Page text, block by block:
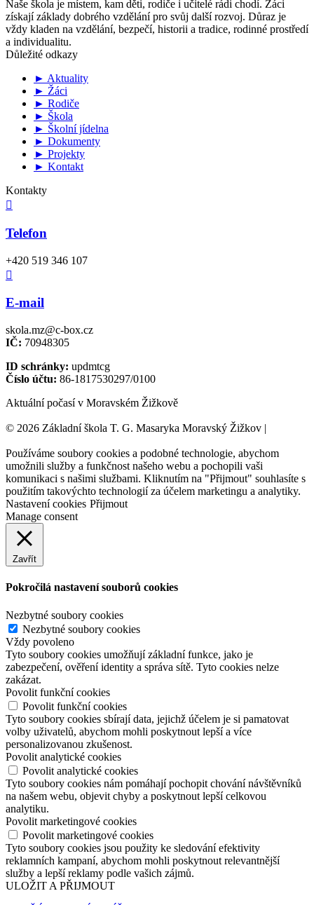
Naše škola je místem, kam děti, rodiče i učitelé rádi chodí. Žáci
získají základy dobrého vzdělání pro svůj další rozvoj. Důraz je
vždy kladen na vzdělání, bezpečí, historii a tradice, rodinné prostředí
a individualitu.
Důležité odkazy
► Aktuality
► Žáci
► Rodiče
► Škola
► Školní jídelna
► Dokumenty
► Projekty
► Kontakt
Kontakty

Telefon
+420 519 346 107

E-mail
skola.mz@c-box.cz
IČ: 70948305
ID schránky: updmtcg
Číslo účtu: 86-1817530297/0100
Aktuální počasí v Moravském Žižkově
© 2026 Základní škola T. G. Masaryka Moravský Žižkov |
Používáme soubory cookies a podobné technologie, abychom
umožnili služby a funkčnost našeho webu a pochopili vaši
komunikaci s našimi službami. Kliknutím na "Přijmout" souhlasíte s
použitím takovýchto technologií za účelem marketingu a analytiky.
Nastavení cookies Přijmout
Manage consent
Zavřít
Pokročilá nastavení souborů cookies
Nezbytné soubory cookies
Nezbytné soubory cookies
Vždy povoleno
Tyto soubory cookies umožňují základní funkce, jako je
zabezpečení, ověření identity a správa sítě. Tyto cookies nelze
zakázat.
Povolit funkční cookies
Povolit funkční cookies
Tyto soubory cookies sbírají data, jejichž účelem je si pamatovat
volby uživatelů, abychom mohli poskytnout lepší a více
personalizovanou zkušenost.
Povolit analytické cookies
Povolit analytické cookies
Tyto soubory cookies nám pomáhají pochopit chování návštěvníků
na našem webu, objevit chyby a poskytnout lepší celkovou
analytiku.
Povolit marketingové cookies
Povolit marketingové cookies
Tyto soubory cookies jsou použity ke sledování efektivity
reklamních kampaní, abychom mohli poskytnout relevantnější
služby a lepší reklamy podle vašich zájmů.
ULOŽIT A PŘIJMOUT